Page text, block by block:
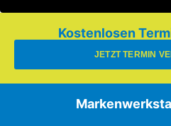
Kostenlosen
JETZT TERMIN